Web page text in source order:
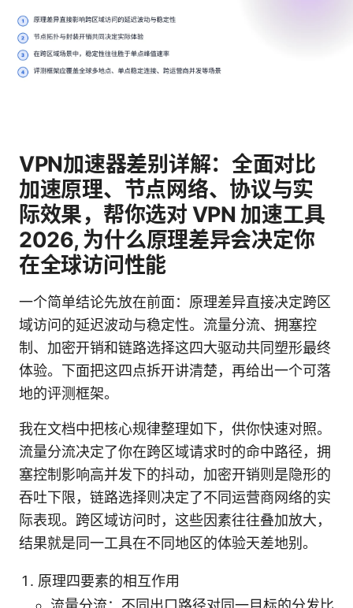
VPN加速器差别详解：全面对比
加速原理、节点网络、协议与实
际效果，帮你选对 VPN 加速工具
2026, 为什么原理差异会决定你
在全球访问性能
一个简单结论先放在前面：原理差异直接决定跨区
域访问的延迟波动与稳定性。流量分流、拥塞控
制、加密开销和链路选择这四大驱动共同塑形最终
体验。下面把这四点拆开讲清楚，再给出一个可落
地的评测框架。
我在文档中把核心规律整理如下，供你快速对照。
流量分流决定了你在跨区域请求时的命中路径，拥
塞控制影响高并发下的抖动，加密开销则是隐形的
吞吐下限，链路选择则决定了不同运营商网络的实
际表现。跨区域访问时，这些因素往往叠加放大，
结果就是同一工具在不同地区的体验天差地别。
原理四要素的相互作用